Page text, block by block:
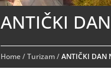
ANTIČKI
Home/Turizam/ANTIČKI DAN